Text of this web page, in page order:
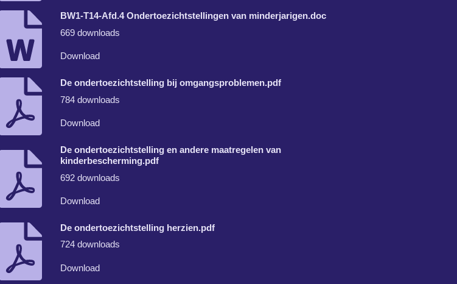
BW1-T14-Afd.4 Ondertoezichtstellingen van minderjarigen.doc
669 downloads
Download
De ondertoezichtstelling bij omgangsproblemen.pdf
784 downloads
Download
De ondertoezichtstelling en andere maatregelen van
kinderbescherming.pdf
692 downloads
Download
De ondertoezichtstelling herzien.pdf
724 downloads
Download